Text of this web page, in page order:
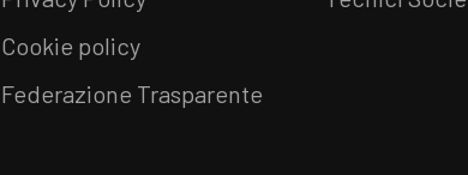
Cookie policy
Federazione Trasparente